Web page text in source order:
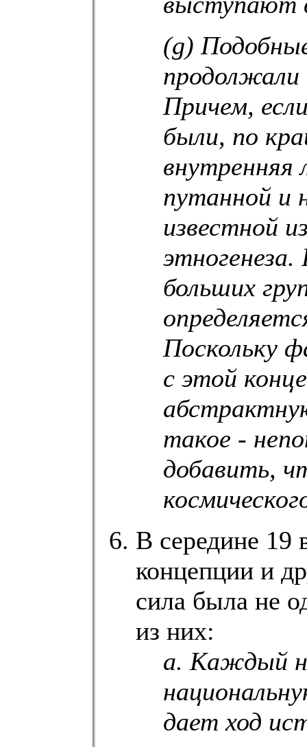
(g)
Причем,
были, по
внутренняя
путанной и
известной
больших
Поскольку
с этой
такое -
добавить,
В середине 19
концепции и
сила была не
из них:
a. Каждый
дает ход